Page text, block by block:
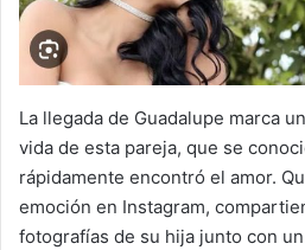
La llegada de Guadalupe marca
vida de esta pareja, que se
rápidamente encontró el amor.
emoción en Instagram,
fotografías de su hija junto con